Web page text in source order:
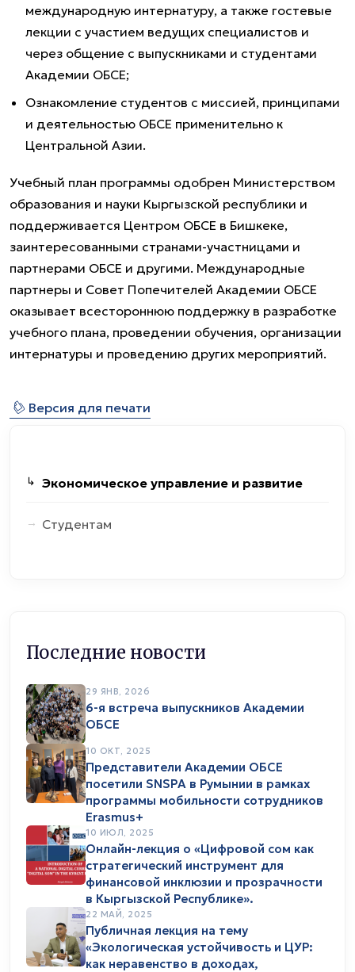
международную интернатуру, а также гостевые
лекции с участием ведущих специалистов и
через общение с выпускниками и студентами
Академии ОБСЕ;
Ознакомление студентов с миссией, принципами
и деятельностью ОБСЕ применительно к
Центральной Азии.
Учебный план программы одобрен Министерством
образования и науки Кыргызской республики и
поддерживается Центром ОБСЕ в Бишкеке,
заинтересованными странами-участницами и
партнерами ОБСЕ и другими. Международные
партнеры и Совет Попечителей Академии ОБСЕ
оказывает всестороннюю поддержку в разработке
учебного плана, проведении обучения, организации
интернатуры и проведению других мероприятий.
⎙ Версия для печати
Экономическое управление и развитие
Студентам
Последние новости
29 ЯНВ, 2026
6-я встреча выпускников Академии
ОБСЕ
10 ОКТ, 2025
Представители Академии ОБСЕ
посетили SNSPA в Румынии в рамках
программы мобильности сотрудников
Erasmus+
10 ИЮЛ, 2025
Онлайн-лекция о «Цифровой сом как
стратегический инструмент для
финансовой инклюзии и прозрачности
в Кыргызской Республике».
22 МАЙ, 2025
Публичная лекция на тему
«Экологическая устойчивость и ЦУР:
как неравенство в доходах,